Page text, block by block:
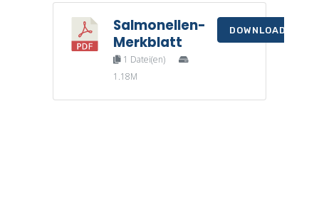
Salmonellen-
Merkblatt
1 Datei(en)
1.18M
DOWNLOAD